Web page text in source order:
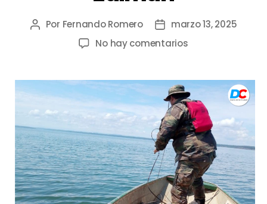
Por Fernando Romero
marzo 13, 2025
No hay comentarios